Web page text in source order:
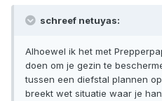
schreef netuyas:
Alhoewel ik het met
doen om je gezin te
tussen een diefstal plannen
breekt wet situatie waar je